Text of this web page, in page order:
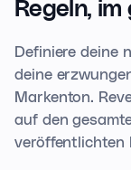
Regeln,
Definiere deine
deine
Markenton.
auf den
veröffentlichten